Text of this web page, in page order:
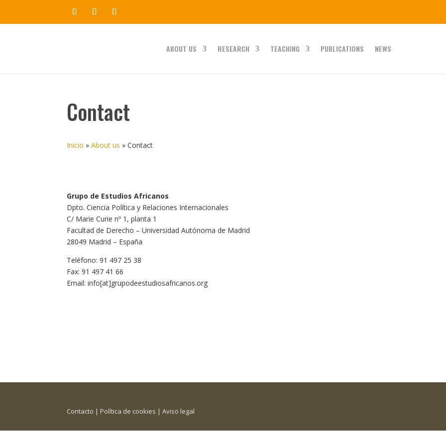
ABOUT US RESEARCH TEACHING PUBLICATIONS NEWS
Contact
Inicio »About us »Contact
Grupo de Estudios Africanos
Dpto. Ciencia Política y Relaciones Internacionales
C/ Marie Curie nº 1, planta 1
Facultad de Derecho – Universidad Autónoma de Madrid
28049 Madrid – España
Teléfono: 91 497 25 38
Fax: 91 497 41 66
Email: info[at]grupodeestudiosafricanos.org
Contacto |Política de cookies |Aviso legal